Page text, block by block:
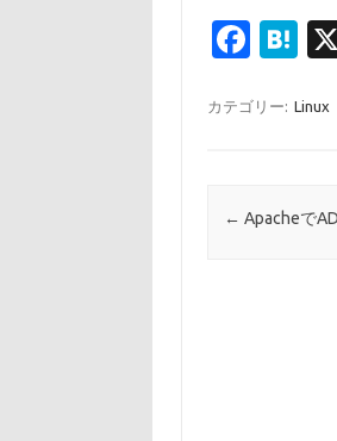
Fa
e
o
H
e
カテゴリー: Linux
投稿ナビゲー
← Apacheで